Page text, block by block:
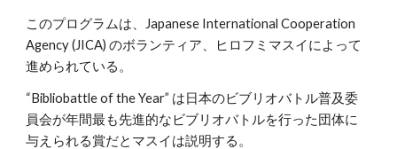
このプログラムは、Japanese International Cooperation
Agency (JICA) のボランティア、ヒロフミマスイによって
進められている。
“Bibliobattle of the Year” は日本のビブリオバトル普及委
員会が年間最も先進的なビブリオバトルを行った団体に
与えられる賞だとマスイは説明する。